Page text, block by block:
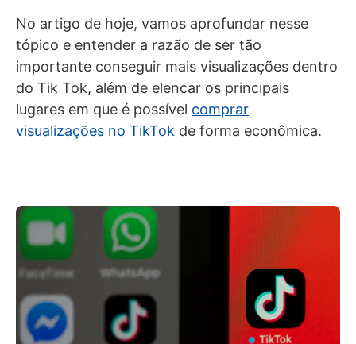
No artigo de hoje, vamos aprofundar nesse
tópico e entender a razão de ser tão
importante conseguir mais visualizações dentro
do Tik Tok, além de elencar os principais
lugares em que é possível comprar
visualizações no TikTok de forma econômica.